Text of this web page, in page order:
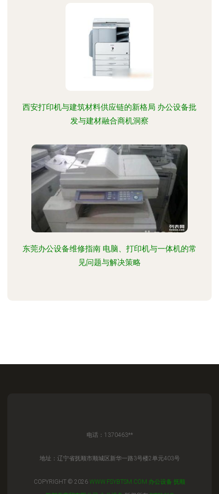
西安打印机与建筑材料供应链的新格局 办公设备批
发与建材融合商机洞察
东莞办公设备维修指南 电脑、打印机与一体机的常
见问题与解决策略
电话：1370463**
地址：辽宁省抚顺市顺城区新华一路3号楼2单元403号
COPYRIGHT © 2026 WWW.FSYBTSM.COM 办公设备 抚顺